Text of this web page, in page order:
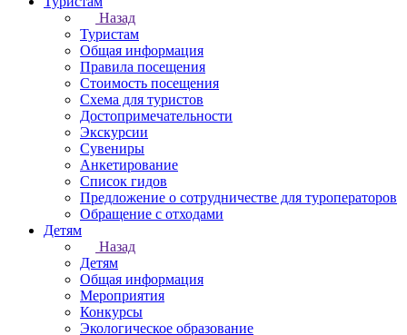
Назад
Туристам
Общая информация
Правила посещения
Стоимость посещения
Схема для туристов
Достопримечательности
Экскурсии
Сувениры
Анкетирование
Список гидов
Предложение о сотрудничестве для туроператоров
Обращение с отходами
Детям
Назад
Детям
Общая информация
Мероприятия
Конкурсы
Экологическое образование